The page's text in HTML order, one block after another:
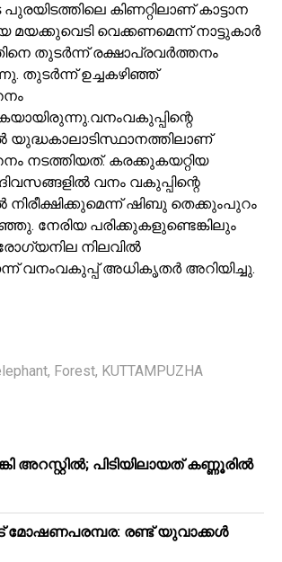
കിണറ്റിലാണ് കാട്ടാന
വെക്കണമെന്ന് നാട്ടുകാര്‍
തുടര്‍ന്ന് രക്ഷാപ്രവര്‍ത്തനം
തുടര്‍ന്ന് ഉച്ചകഴിഞ്ഞ്
നടത്തിയത്. കരക്കുകയറ്റിയ
വനം വകുപ്പിന്റെ
ഷിബു തെക്കുംപുറം
നേരിയ പരിക്കുകളുണ്ടെങ്കിലും
നിലവില്‍
വനംവകുപ്പ് അധികൃതര്‍ അറിയിച്ചു.
, Forest, KUTTAMPUZHA
പിടിയിലായത് കണ്ണൂരിൽ
മോഷണപരമ്പര: രണ്ട് യുവാക്കൾ